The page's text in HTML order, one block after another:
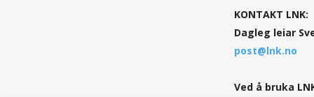
KONTAKT LNK:
Dagleg leiar
post@lnk.no
Ved å bruka